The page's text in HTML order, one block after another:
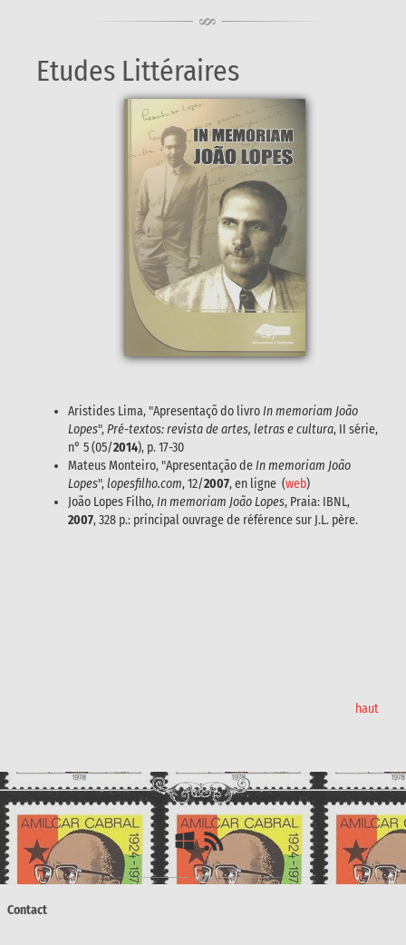
Etudes Littéraires
Aristides Lima, "Apresentaçõ do livroIn memoriam João
Lopes",Pré-textos: revista de artes, letras e cultura, II série,
n° 5 (05/2014), p. 17-30
Mateus Monteiro, "Apresentação deIn memoriam João
Lopes",lopesfilho.com, 12/2007, en ligne (web)
João Lopes Filho,In memoriam João Lopes, Praia: IBNL,
2007, 328 p.: principal ouvrage de référence sur J.L. père.
haut
Contact